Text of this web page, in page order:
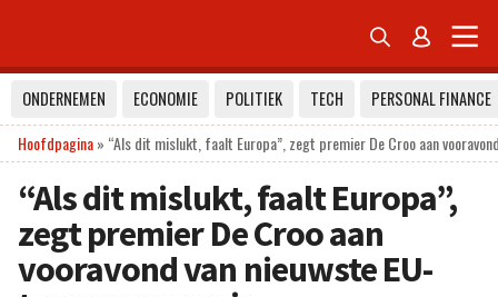
 
ONDERNEMEN ECONOMIE POLITIEK TECH
PERSONAL FINANCE
Hoofdpagina» “Als dit mislukt, faalt Europa”, zegt premier De Croo aan
“Als dit mislukt, faalt Europa”,
zegt premier De Croo aan
vooravond van nieuwste EU-